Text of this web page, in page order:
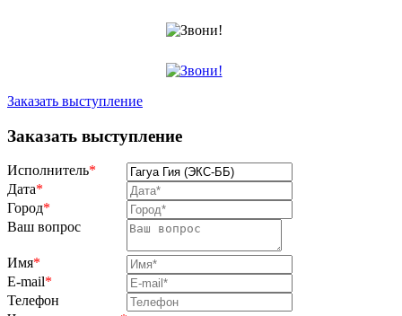
Заказать выступление
Заказать выступление
Исполнитель*
Дата*
Город*
Ваш вопрос
Имя*
E-mail*
Телефон